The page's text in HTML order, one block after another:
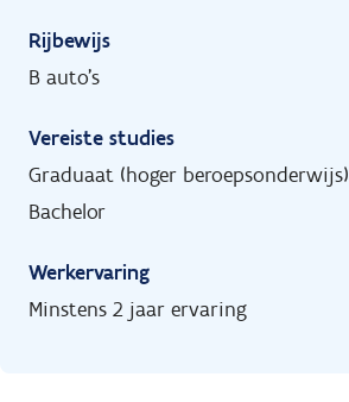
Rijbewijs
B auto's
Vereiste studies
Graduaat (hoger beroepsonderwijs)
Bachelor
Werkervaring
Minstens 2 jaar ervaring